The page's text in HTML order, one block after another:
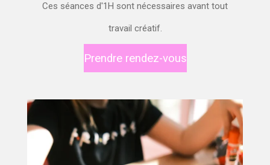
Ces séances d'1H sont nécessaires avant tout
travail créatif.
Prendre rendez-vous